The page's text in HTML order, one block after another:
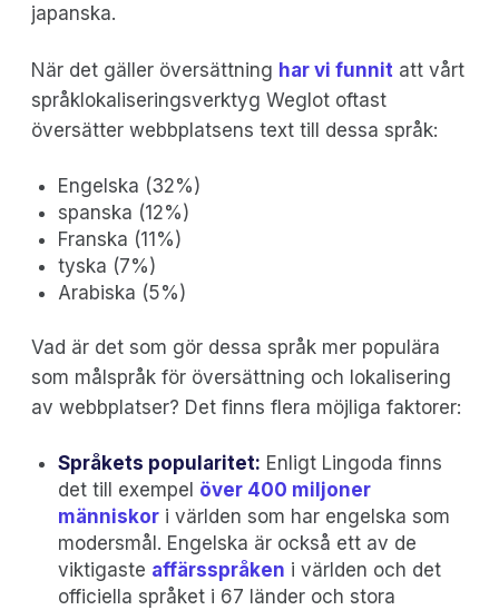
japanska.
När det gäller översättning har vi funnit att vårt
språklokaliseringsverktyg Weglot oftast
översätter webbplatsens text till dessa språk:
Engelska (32%)
spanska (12%)
Franska (11%)
tyska (7%)
Arabiska (5%)
Vad är det som gör dessa språk mer populära
som målspråk för översättning och lokalisering
av webbplatser? Det finns flera möjliga faktorer:
Språkets popularitet: Enligt Lingoda finns
det till exempel över 400 miljoner
människor i världen som har engelska som
modersmål. Engelska är också ett av de
viktigaste affärsspråken i världen och det
officiella språket i 67 länder och stora